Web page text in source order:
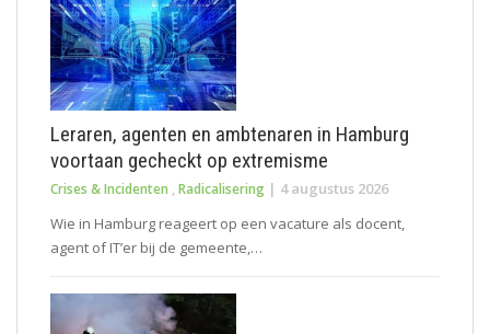
Leraren, agenten en ambtenaren in Hamburg
voortaan gecheckt op extremisme
Crises & Incidenten , Radicalisering | 4 augustus 2026
Wie in Hamburg reageert op een vacature als docent,
agent of IT’er bij de gemeente,…